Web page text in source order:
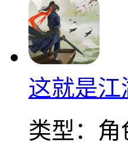
这就是江
类型： 角